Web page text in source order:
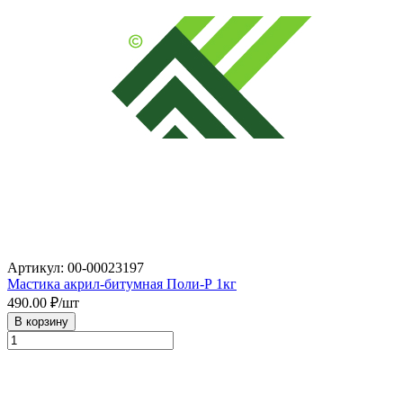
Артикул: 00-00023197
Мастика акрил-битумная Поли-Р 1кг
490.00 ₽/шт
В корзину